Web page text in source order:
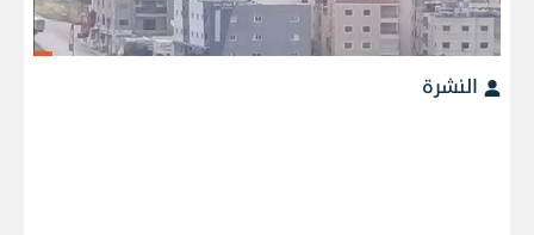
النشرة